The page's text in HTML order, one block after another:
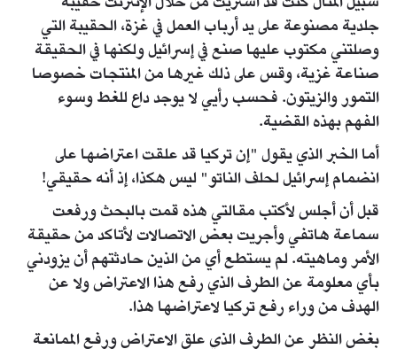
جلدية مصنوعة على يد أرباب العمل في غزة، الحقيبة التي
وصلتني مكتوب عليها صنع في إسرائيل ولكنها في الحقيقة
صناعة غزية، وقس على ذلك غيرها من المنتجات خصوصا
التمور والزيتون. فحسب رأيي لا يوجد داع للغط وسوء
الفهم بهذه القضية.
أما الخبر الذي يقول "إن تركيا قد علقت اعتراضها على
انضمام إسرائيل لحلف الناتو" ليس هكذا، إذ أنه حقيقي!
قبل أن أجلس لأكتب مقالتي هذه قمت بالبحث ورفعت
سماعة هاتفي وأجريت بعض الاتصالات لأتاكد من حقيقة
الأمر وماهيته. لم يستطع أي من الذين حادثتهم أن يزودني
بأي معلومة عن الطرف الذي رفع هذا الاعتراض ولا عن
الهدف من وراء رفع تركيا لاعتراضها هذا.
بغض النظر عن الطرف الذي علق الاعتراض ورفع الممانعة